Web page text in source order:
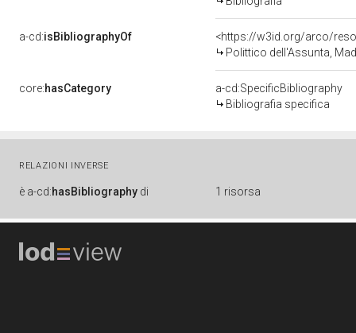
a-cd:isBibliographyOf
<https://w3id.org/arco/
Polittico dell'Assunta,
core:hasCategory
a-cd:SpecificBibliography
Bibliografia specifica
RELAZIONI INVERSE
è a-cd:hasBibliography di 1 risorsa